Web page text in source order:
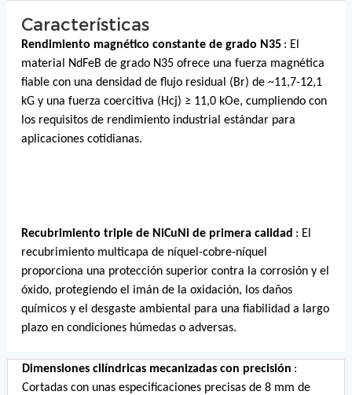
Características
Rendimiento magnético constante de grado N35 : El
material NdFeB de grado N35 ofrece una fuerza magnética
fiable con una densidad de flujo residual (Br) de ~11,7-12,1
kG y una fuerza coercitiva (Hcj) ≥ 11,0 kOe, cumpliendo con
los requisitos de rendimiento industrial estándar para
aplicaciones cotidianas.
Recubrimiento triple de NiCuNi de primera calidad : El
recubrimiento multicapa de níquel-cobre-níquel
proporciona una protección superior contra la corrosión y el
óxido, protegiendo el imán de la oxidación, los daños
químicos y el desgaste ambiental para una fiabilidad a largo
plazo en condiciones húmedas o adversas.
Dimensiones cilíndricas mecanizadas con precisión :
Cortadas con unas especificaciones precisas de 8 mm de